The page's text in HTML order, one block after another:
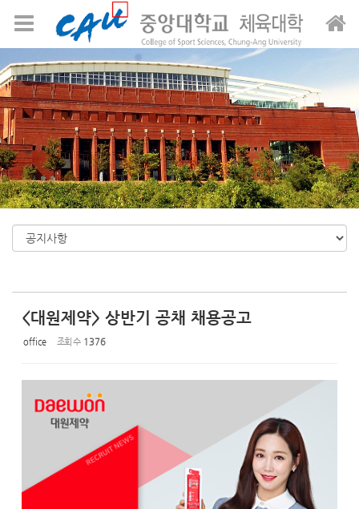
메뉴 건너뛰기
<대원제약> 상반기 공채 채용공고
office 조회 수 1376